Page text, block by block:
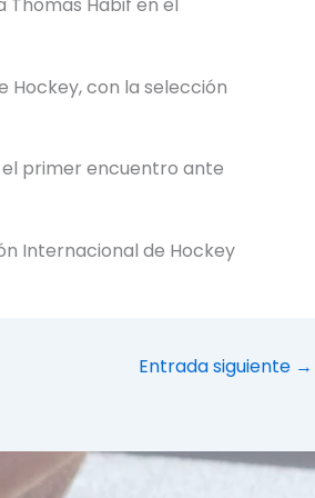
Hockey, con la selección
primer encuentro ante
Internacional de Hockey
Entrada siguiente →